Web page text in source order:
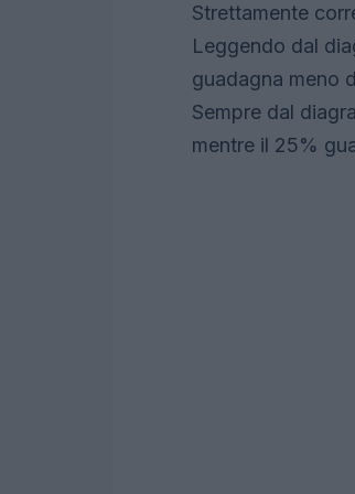
Strettamente
Leggendo dal
guadagna meno
Sempre dal
mentre il 25%